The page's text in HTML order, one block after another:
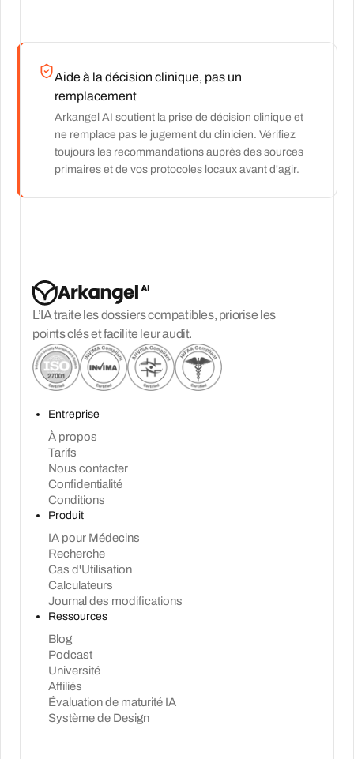
Aide à la décision clinique, pas un
remplacement
Arkangel AI soutient la prise de décision clinique et
ne remplace pas le jugement du clinicien. Vérifiez
toujours les recommandations auprès des sources
primaires et de vos protocoles locaux avant d'agir.
L’IA traite les dossiers compatibles, priorise les
points clés et facilite leur audit.
Entreprise
À propos
Tarifs
Nous contacter
Confidentialité
Conditions
Produit
IA pour Médecins
Recherche
Cas d'Utilisation
Calculateurs
Journal des modifications
Ressources
Blog
Podcast
Université
Affiliés
Évaluation de maturité IA
Système de Design